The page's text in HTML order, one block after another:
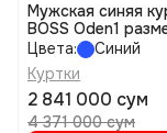
Мужская синяя
BOSS Oden1
Цвета:
Синий
Куртки
2 841 000 сум
4 371 000 сум